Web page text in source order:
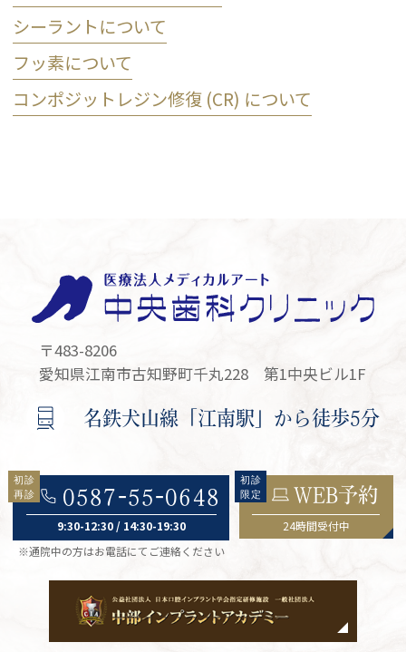
シーラントについて
フッ素について
コンポジットレジン修復 (CR) について
〒483-8206
愛知県江南市古知野町千丸228 第1中央ビル1F
名鉄犬山線「江南駅」から徒歩5分
0587-55-0648
9:30-12:30 / 14:30-19:30
※通院中の方はお電話にてご連絡ください
WEB予約
24時間受付中